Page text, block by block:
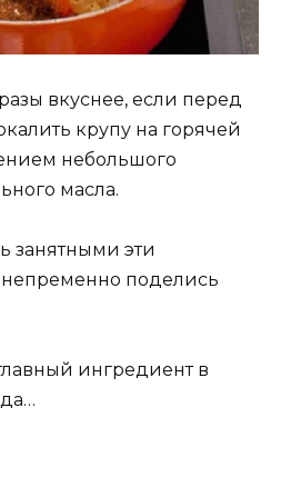
вкуснее, если перед
крупу на горячей
небольшого
масла.
занятными эти
поделись
ингредиент в